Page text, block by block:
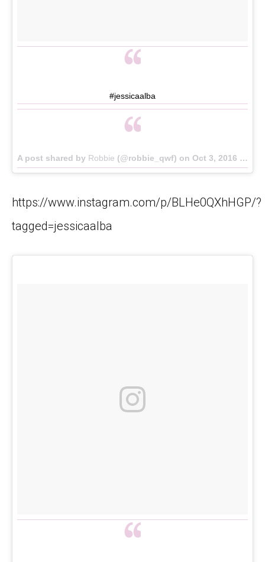
#jessicaalba
A post shared by Robbie (@robbie_qwf) on Oct 3, 2016 at 9:48pm PDT
https://www.instagram.com/p/BLHe0QXhHGP/?
tagged=jessicaalba